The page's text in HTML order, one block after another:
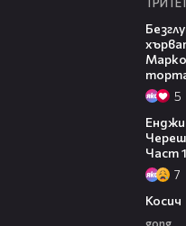
5
Част 1
7
Косич
gong